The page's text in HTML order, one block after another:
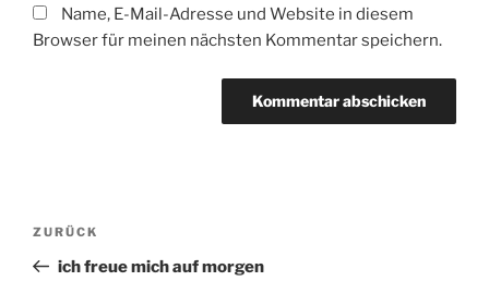
Name, E-Mail-Adresse und Website in diesem
Browser für meinen nächsten Kommentar speichern.
Beitragsnavigation
Vorheriger
Beitrag
ZURÜCK
ich freue mich auf morgen